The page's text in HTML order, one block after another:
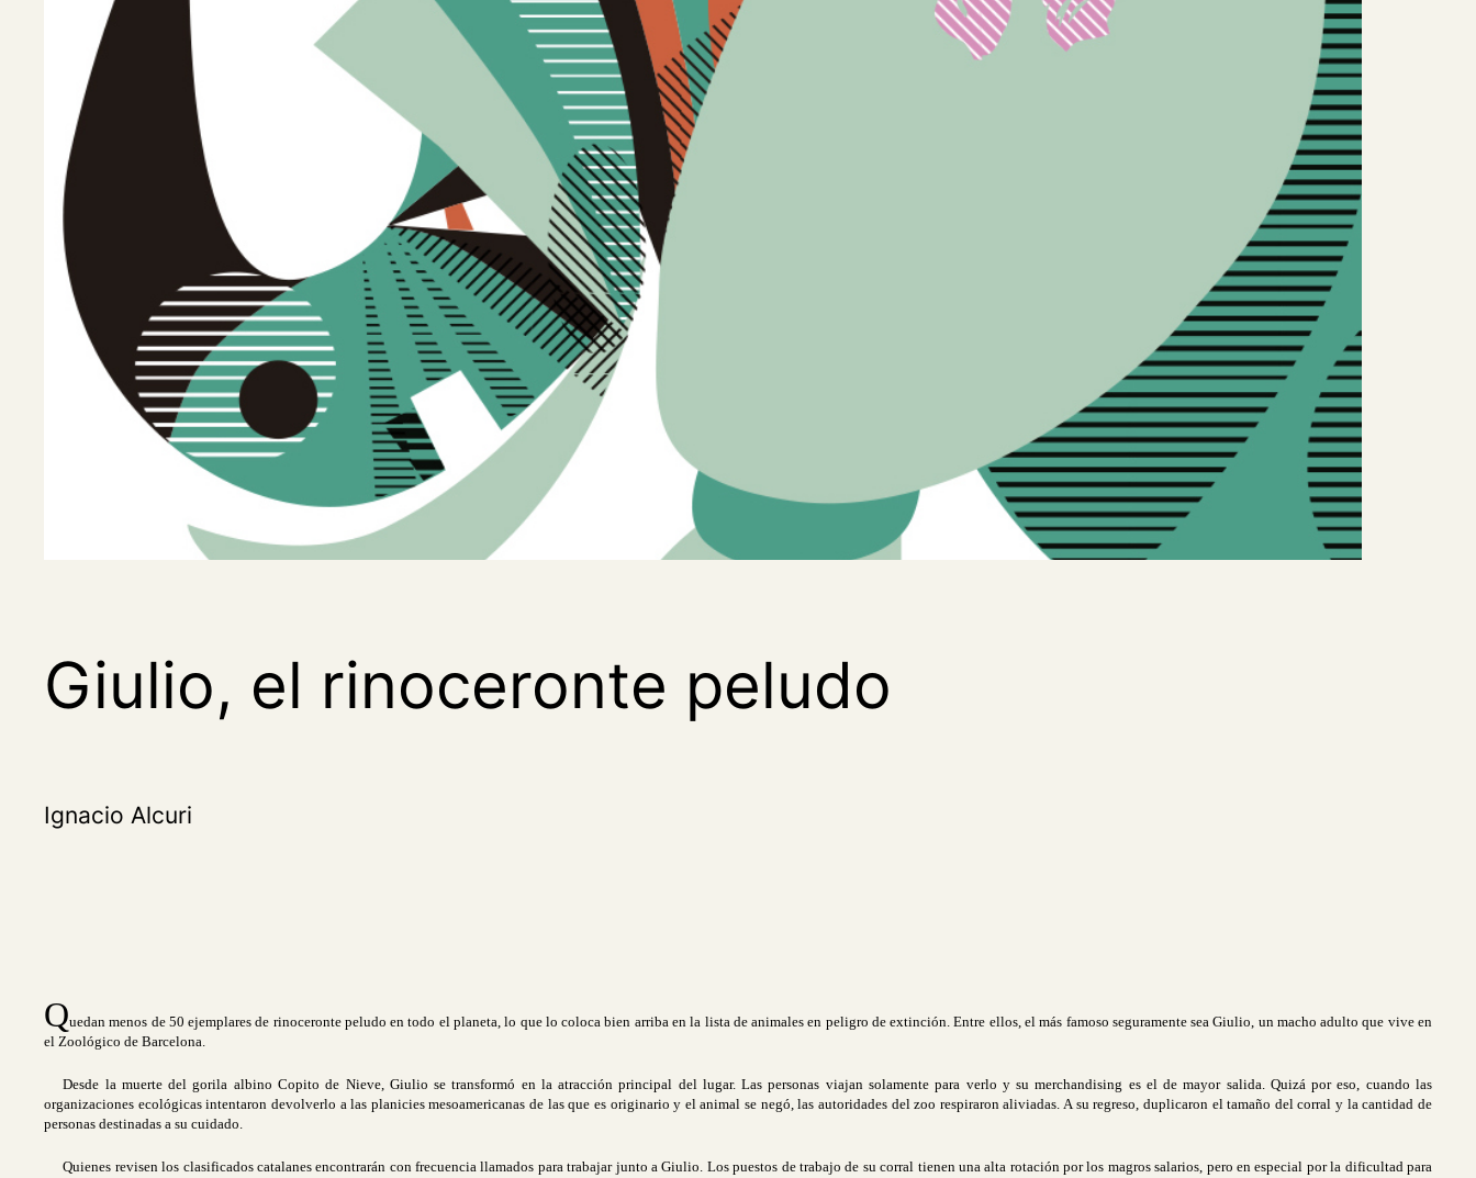
Giulio, el rinoceronte peludo
Ignacio Alcuri
Quedan menos de 50 ejemplares de rinoceronte peludo en todo el planeta, lo que lo coloca bien arriba en la lista de animales en peligro de extinción. Entre ellos, el más famoso seguramente sea Giulio, un macho adulto que vive en
el Zoológico de Barcelona.
Desde la muerte del gorila albino Copito de Nieve, Giulio se transformó en la atracción principal del lugar. Las personas viajan solamente para verlo y su merchandising es el de mayor salida. Quizá por eso, cuando las
organizaciones ecológicas intentaron devolverlo a las planicies mesoamericanas de las que es originario y el animal se negó, las autoridades del zoo respiraron aliviadas. A su regreso, duplicaron el tamaño del corral y la cantidad de
personas destinadas a su cuidado.
Quienes revisen los clasificados catalanes encontrarán con frecuencia llamados para trabajar junto a Giulio. Los puestos de trabajo de su corral tienen una alta rotación por los magros salarios, pero en especial por la dificultad para